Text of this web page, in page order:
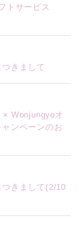
トサービス
きまして
× Wonjungyoオ
ンペーンのお
きまして(2/10